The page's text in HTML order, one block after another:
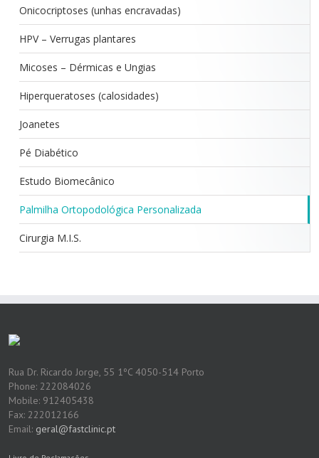
Onicocriptoses (unhas encravadas)
HPV – Verrugas plantares
Micoses – Dérmicas e Ungias
Hiperqueratoses (calosidades)
Joanetes
Pé Diabético
Estudo Biomecânico
Palmilha Ortopodológica Personalizada
Cirurgia M.I.S.
Rua Dr. Ricardo Jorge, 55 1ºC 4050-514 Porto
Phone: 222084026
Mobile: 912405438
Fax: 222012166
Email: geral@fastclinic.pt